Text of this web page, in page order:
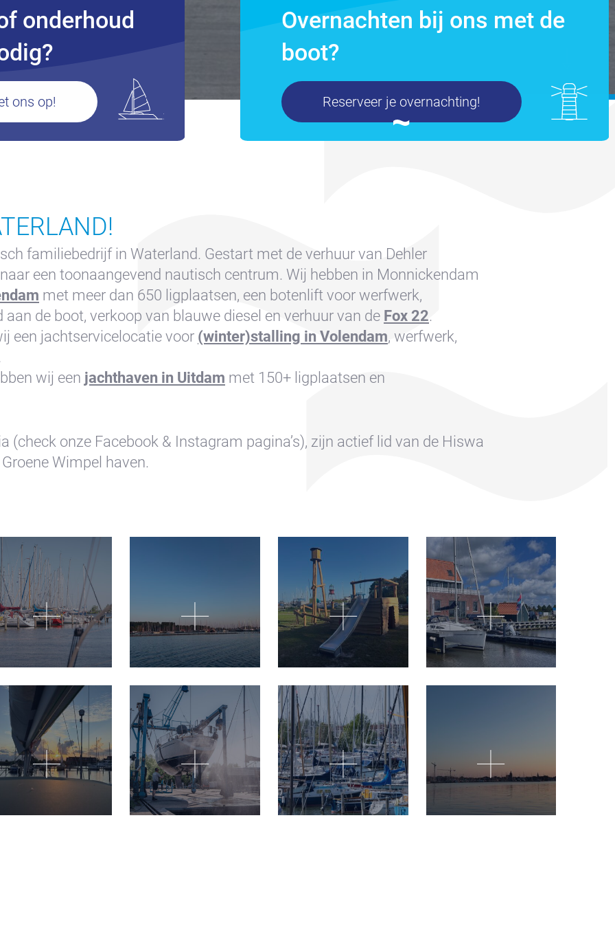
onderhoud
ons op!
Overnachten bij ons met de
boot?
Reserveer je overnachting!
familiebedrijf in Waterland. Gestart met de verhuur van Dehler
een toonaangevend nautisch centrum. Wij hebben in Monnickendam
met meer dan 650 ligplaatsen, een botenlift voor werfwerk,
aan de boot, verkoop van blauwe diesel en verhuur van de Fox 22.
een jachtservicelocatie voor (winter)stalling in Volendam, werfwerk,
wij een jachthaven in Uitdam met 150+ ligplaatsen en
(check onze Facebook & Instagram pagina’s), zijn actief lid van de Hiswa
Wimpel haven.